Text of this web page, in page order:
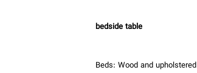
bedside table
Beds: Wood and upholstered